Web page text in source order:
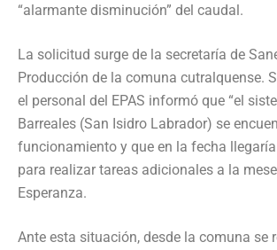
“alarmante disminución” del caudal.
La solicitud surge de la secretaría de
Producción de la comuna cutralquense.
el personal del EPAS informó que “el
Barreales (San Isidro Labrador) se
funcionamiento y que en la fecha
para realizar tareas adicionales a la
Esperanza.
Ante esta situación, desde la comuna se